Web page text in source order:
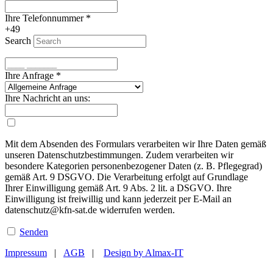
Ihre Telefonnummer *
+49
Search
Ihre Anfrage *
Ihre Nachricht an uns:
Mit dem Absenden des Formulars verarbeiten wir Ihre Daten gemäß
unseren Datenschutzbestimmungen. Zudem verarbeiten wir
besondere Kategorien personenbezogener Daten (z. B. Pflegegrad)
gemäß Art. 9 DSGVO. Die Verarbeitung erfolgt auf Grundlage
Ihrer Einwilligung gemäß Art. 9 Abs. 2 lit. a DSGVO. Ihre
Einwilligung ist freiwillig und kann jederzeit per E-Mail an
datenschutz@kfn-sat.de widerrufen werden.
Senden
Impressum | AGB | Design by Almax-IT